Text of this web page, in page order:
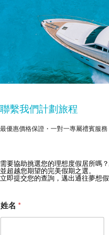
獲取 Zekkei
訂閱獨家優
聯繫我們計劃旅程
最優惠價格保證・一對一專屬禮賓服務
需要協助挑選您的理想度假居所嗎
並超越您期望的完美假期之選。
立即提交您的查詢，邁出通往夢想
姓名 *